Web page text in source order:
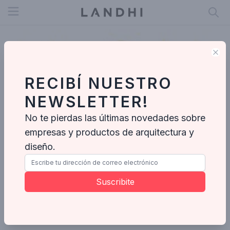
Open menu
Flavia Campos Interiores
Enviar mensaje
RECIBÍ NUESTRO
NEWSLETTER!
No te pierdas las últimas novedades sobre
empresas y productos de arquitectura y
diseño.
Suscribite